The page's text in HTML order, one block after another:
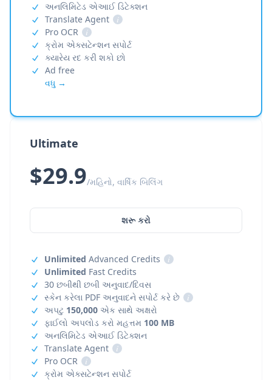
અનલિમિટેડ એઆઈ ડિટેક્શન
Translate Agent
i
Pro OCR
i
ક્રોમ એક્સટેન્શન સપોર્ટ
ક્યારેય રદ કરી શકો છો
Ad free
વધુ →
Ultimate
$29.9/મહિનો, વાર્ષિક બિલિંગ
શરૂ કરો
Unlimited Advanced Credits
i
Unlimited Fast Credits
30 છબીથી છબી અનુવાદ/દિવસ
સ્કેન કરેલા PDF અનુવાદને સપોર્ટ કરે છે
i
અપટુ 150,000 એક સાથે અક્ષરો
ફાઈલો અપલોડ કરો મહત્તમ 100 MB
અનલિમિટેડ એઆઈ ડિટેક્શન
Translate Agent
i
Pro OCR
i
ક્રોમ એક્સટેન્શન સપોર્ટ